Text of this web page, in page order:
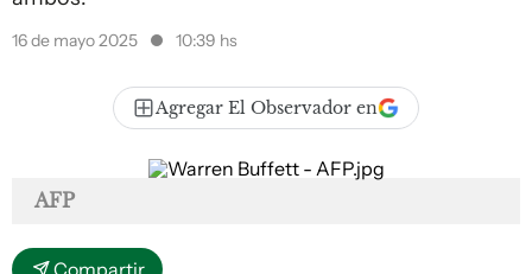
16 de mayo 2025 10:39 hs
Agregar El Observador en
AFP
Compartir